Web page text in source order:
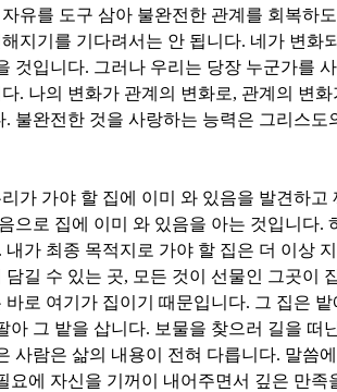
유를 도구 삼아 불완전한 관계를 회복하
지기를 기다려서는 안 됩니다. 네가 변화
것입니다. 그러나 우리는 당장 누군가를
. 나의 변화가 관계의 변화로, 관계의 변
. 불완전한 것을 사랑하는 능력은 그리스도
가 가야 할 집에 이미 와 있음을 발견하고
으로 집에 이미 와 있음을 아는 것입니다.
. 내가 최종 목적지로 가야 할 집은 더 이상
담길 수 있는 곳, 모든 것이 선물인 그곳이
로 여기가 집이기 때문입니다. 그 집은
아 그 밭을 삽니다. 보물을 찾으러 길을 떠
사람은 삶의 내용이 전혀 다릅니다. 말씀
요에 자신을 기꺼이 내어주면서 깊은 만족